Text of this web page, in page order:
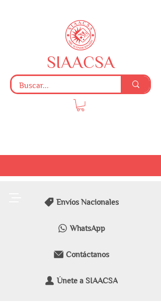
Envíos Nacionales
WhatsApp
Contáctanos
Únete a SIAACSA
SIAACSA